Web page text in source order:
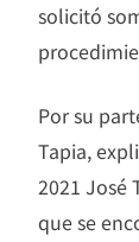
solicitó
Por su
Tapia,
2021 José
que se